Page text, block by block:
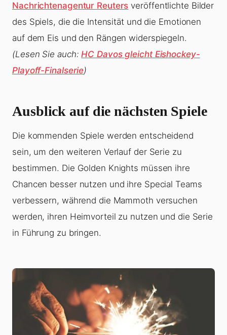
Nachrichtenagentur Reuters veröffentlichte Bilder
des Spiels, die die Intensität und die Emotionen
auf dem Eis und den Rängen widerspiegeln.
(Lesen Sie auch:HC Davos gleicht Eishockey-
Playoff-Finalserie)
Ausblick auf die nächsten Spiele
Die kommenden Spiele werden entscheidend
sein, um den weiteren Verlauf der Serie zu
bestimmen. Die Golden Knights müssen ihre
Chancen besser nutzen und ihre Special Teams
verbessern, während die Mammoth versuchen
werden, ihren Heimvorteil zu nutzen und die Serie
in Führung zu bringen.